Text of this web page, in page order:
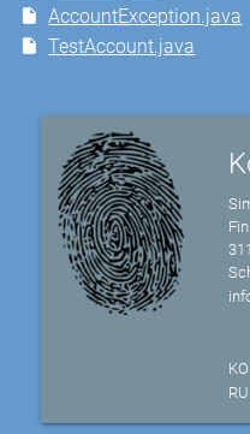
AccountException.java
TestAccount.java